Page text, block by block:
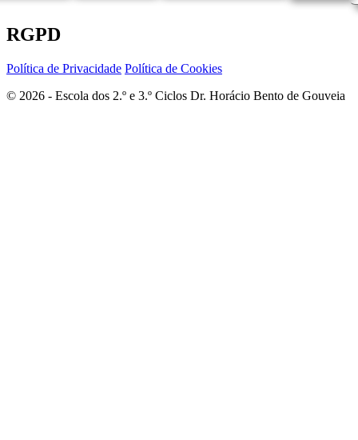
RGPD
Política de Privacidade Política de Cookies
© 2026 - Escola dos 2.º e 3.º Ciclos Dr. Horácio Bento de Gouveia